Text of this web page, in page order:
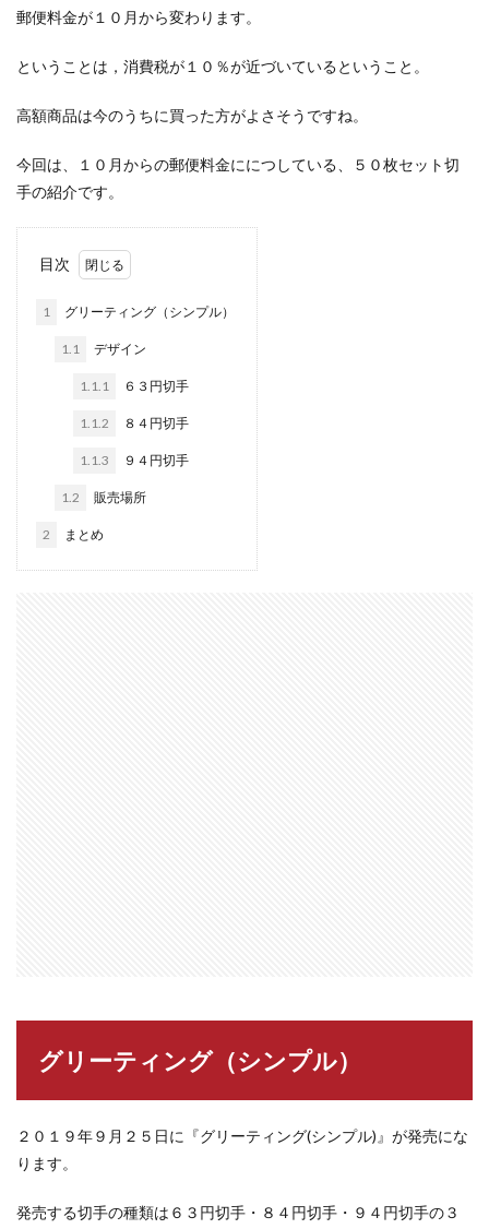
郵便料金が１０月から変わります。
ということは，消費税が１０％が近づいているということ。
高額商品は今のうちに買った方がよさそうですね。
今回は、１０月からの郵便料金ににつしている、５０枚セット切
手の紹介です。
目次
1 グリーティング（シンプル）
1.1 デザイン
1.1.1 ６３円切手
1.1.2 ８４円切手
1.1.3 ９４円切手
1.2 販売場所
2 まとめ
グリーティング（シンプル）
２０１９年９月２５日に『グリーティング(シンプル)』が発売にな
ります。
発売する切手の種類は６３円切手・８４円切手・９４円切手の３